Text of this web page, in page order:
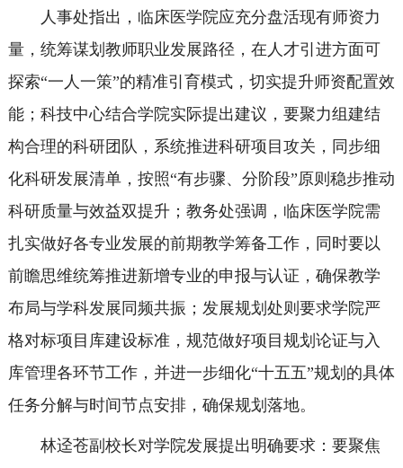
人事处指出，临床医学院应充分盘活现有师资力
量，统筹谋划教师职业发展路径，在人才引进方面可
探索“一人一策”的精准引育模式，切实提升师资配置效
能；科技中心结合学院实际提出建议，要聚力组建结
构合理的科研团队，系统推进科研项目攻关，同步细
化科研发展清单，按照“有步骤、分阶段”原则稳步推动
科研质量与效益双提升；教务处强调，临床医学院需
扎实做好各专业发展的前期教学筹备工作，同时要以
前瞻思维统筹推进新增专业的申报与认证，确保教学
布局与学科发展同频共振；发展规划处则要求学院严
格对标项目库建设标准，规范做好项目规划论证与入
库管理各环节工作，并进一步细化“十五五”规划的具体
任务分解与时间节点安排，确保规划落地。
林迳苍副校长对学院发展提出明确要求：要聚焦